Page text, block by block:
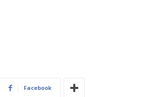
Facebook